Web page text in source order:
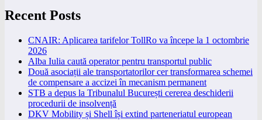
Recent Posts
CNAIR: Aplicarea tarifelor TollRo va începe la 1 octombrie
2026
Alba Iulia caută operator pentru transportul public
Două asociații ale transportatorilor cer transformarea schemei
de compensare a accizei în mecanism permanent
STB a depus la Tribunalul București cererea deschiderii
procedurii de insolvență
DKV Mobility și Shell își extind parteneriatul european